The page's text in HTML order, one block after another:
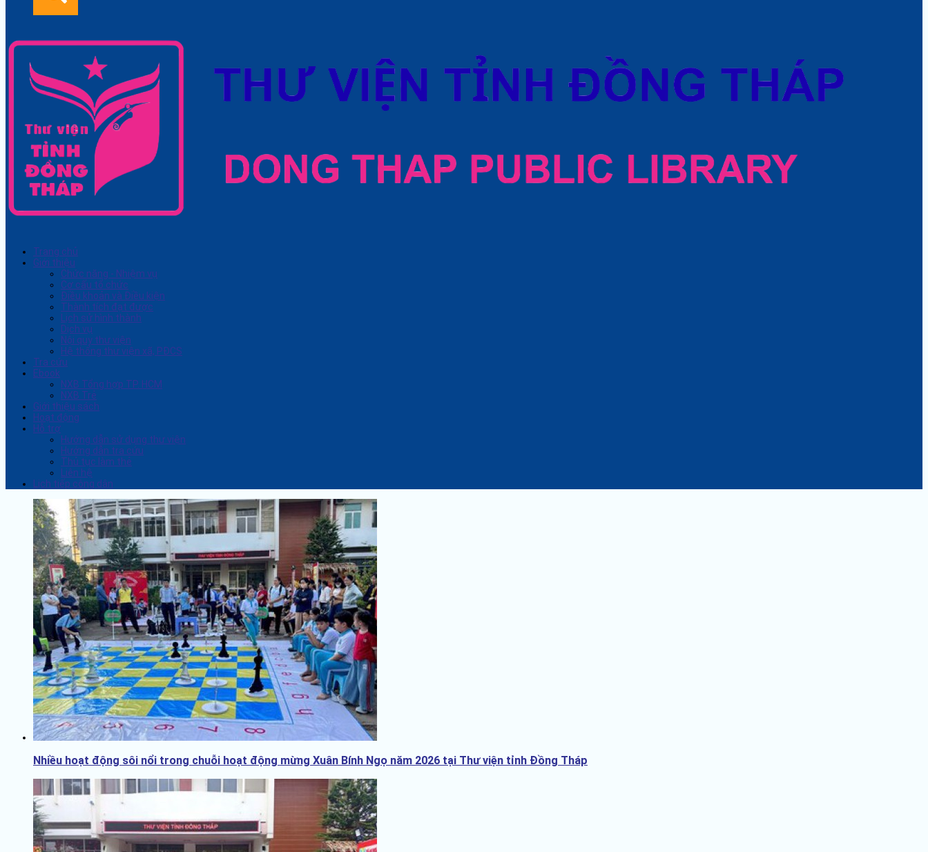
Trang chủ
Giới thiệu
Chức năng - Nhiệm vụ
Cơ cấu tổ chức
Điều khoản và Điều kiện
Thành tích đạt được
Lịch sử hình thành
Dịch vụ
Nội quy thư viện
Hệ thống thư viện xã, PĐCS
Tra cứu
Ebook
NXB Tổng hợp TP. HCM
NXB Trẻ
Giới thiệu sách
Hoạt động
Hỗ trợ
Hướng dẫn sử dụng thư viện
Hướng dẫn tra cứu
Thủ tục làm thẻ
Liên hệ
Lịch tiếp công dân
Nhiều hoạt động sôi nổi trong chuỗi hoạt động mừng Xuân Bính Ngọ năm 2026 tại Thư viện tỉnh Đồng Tháp